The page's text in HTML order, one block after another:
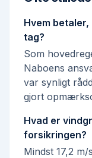
Hvem
tag?
Som
Naboens
var synligt
gjort
Hvad er
forsikringen?
Mindst 17,2